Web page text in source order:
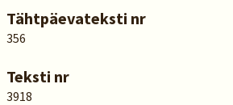
Tähtpäevateksti nr
356
Teksti nr
3918